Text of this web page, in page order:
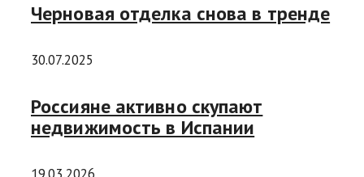
Черновая отделка снова в тренде
30.07.2025
Россияне активно скупают
недвижимость в Испании